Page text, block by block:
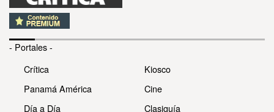
- Portales -
Crítica
Panamá América
Día a Día
Kiosco
Cine
Clasiguía